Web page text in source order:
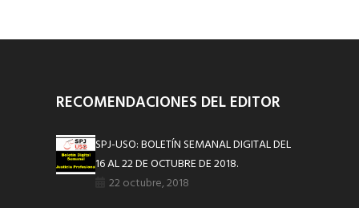
RECOMENDACIONES DEL EDITOR
SPJ-USO: BOLETÍN SEMANAL DIGITAL DEL
16 AL 22 DE OCTUBRE DE 2018.
22 octubre, 2018